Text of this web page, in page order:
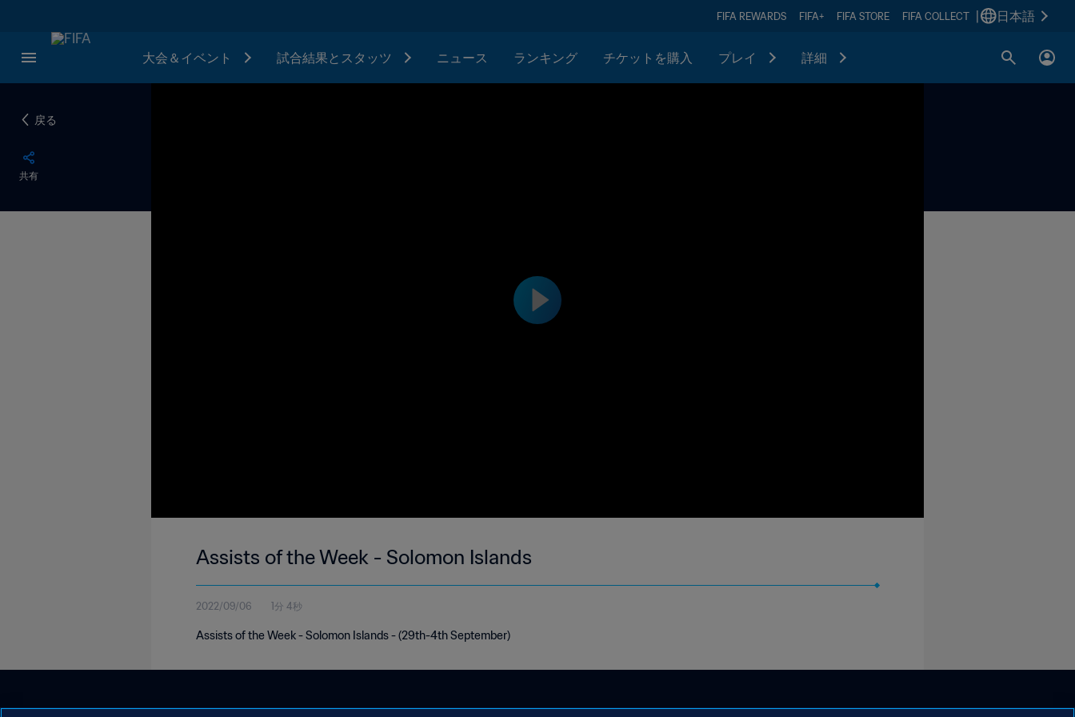
FIFA REWARDS FIFA+ FIFA STORE FIFA COLLECT 日本語
大会＆イベント 試合結果とスタッツ ニュース ランキング チケットを購入 プレイ 詳細
戻る
共有
Assists of the Week - Solomon Islands
2022/09/06 1分 4秒
Assists of the Week - Solomon Islands - (29th-4th September)